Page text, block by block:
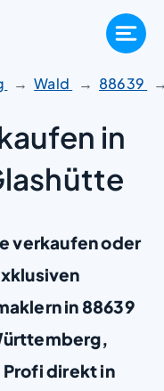
Wald 88639
in
verkaufen oder
in 88639
direkt in